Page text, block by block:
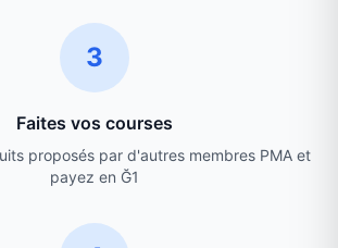
3
Faites vos courses
proposés par d'autres membres PMA et
payez en Ğ1